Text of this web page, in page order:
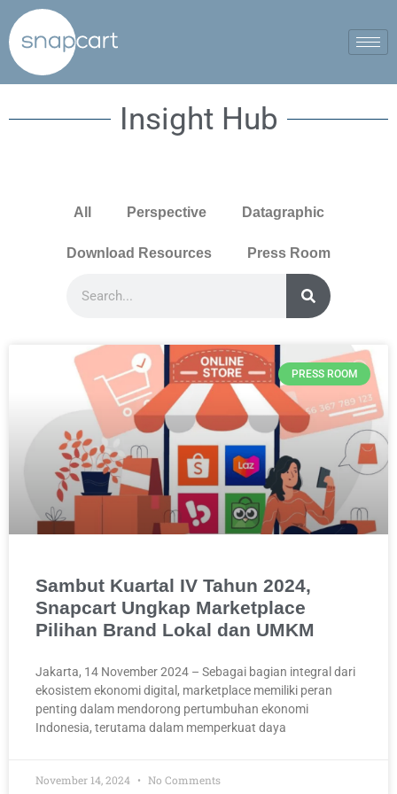
Insight Hub
All Perspective Datagraphic
Download Resources Press Room
PRESS ROOM
Sambut Kuartal IV Tahun 2024,
Snapcart Ungkap Marketplace
Pilihan Brand Lokal dan UMKM
Jakarta, 14 November 2024 – Sebagai bagian integral dari
ekosistem ekonomi digital, marketplace memiliki peran
penting dalam mendorong pertumbuhan ekonomi
Indonesia, terutama dalam memperkuat daya
November 14, 2024 No Comments